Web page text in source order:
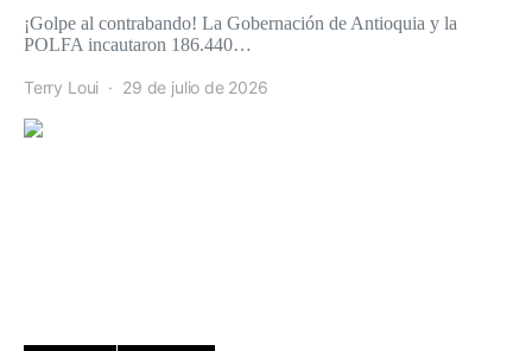
¡Golpe al contrabando! La Gobernación de Antioquia y la
POLFA incautaron 186.440…
Terry Loui 29 de julio de 2026